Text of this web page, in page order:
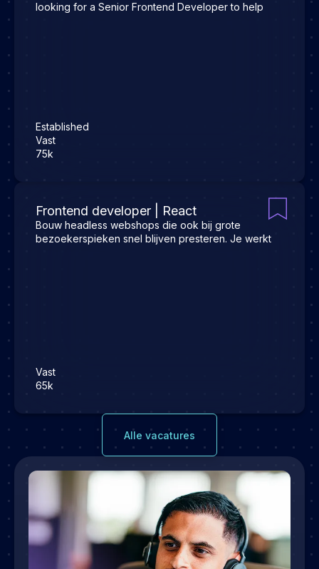
looking for a Senior Frontend Developer to help
Established
Vast
75k
Frontend developer | React
Bouw headless webshops die ook bij grote
bezoekerspieken snel blijven presteren. Je werkt
Vast
65k
Alle vacatures